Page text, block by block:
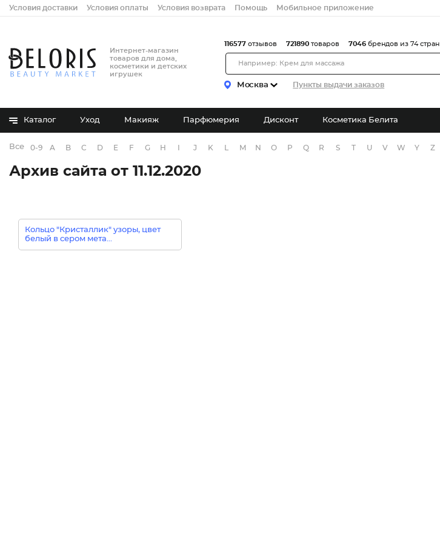
Условия доставки Условия оплаты Условия возврата Помощь Мобильное приложение
Интернет-магазин
товаров для дома,
косметики и детских
игрушек
Москва Пункты выдачи заказов
116577 отзывов 721890 товаров 7046 брендов из 74 стран
Каталог Уход Макияж Парфюмерия Дисконт Косметика Белита
Все бренды
0-9 A B C D E F G H J K M N O P Q R S T U V W Y Z
Архив сайта от 11.12.2020
Кольцо "Кристаллик" узоры, цвет
белый в сером мета...